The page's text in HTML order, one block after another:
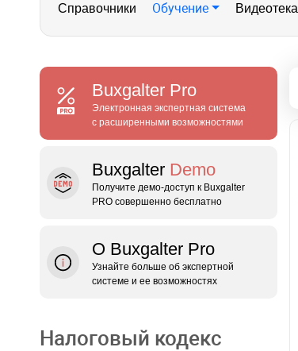
Справочники Обучение Видеотека
Buxgalter Pro
Электронная экспертная система
с расширенными возможностями
Buxgalter Demo
Получите демо‑доступ к Buxgalter
PRO совершенно бесплатно
О Buxgalter Pro
Узнайте больше об экспертной
системе и ее возможностях
Налоговый кодекс